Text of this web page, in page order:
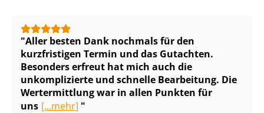
Aller besten Dank nochmals für den
kurzfristigen Termin und das Gutachten.
Besonders erfreut hat mich auch die
unkomplizierte und schnelle Bearbeitung. Die
Wertermittlung war in allen Punkten für
uns [...mehr]